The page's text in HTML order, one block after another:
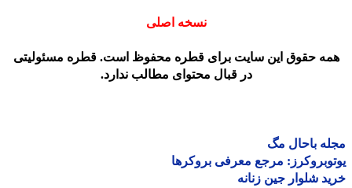
نسخه اصلی
حقوق این سایت برای قطره محفوظ است. قطره مسئولیتی
در قبال محتوای مطالب ندارد.
باحال مگ
مرجع معرفی بروکرها
شلوار جین زنانه